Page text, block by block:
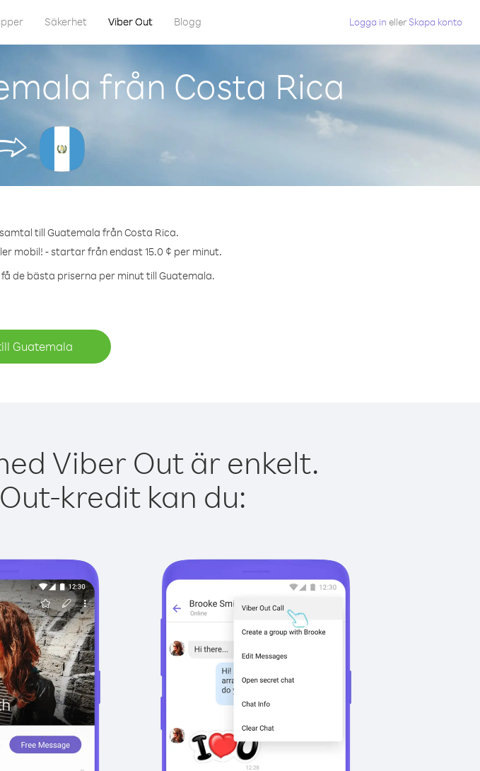
Säkerhet Viber Out Blogg Logga in eller Skapa konto
från Costa Rica
till Guatemala från Costa Rica.
mobil! - startar från endast 15.0 ¢ per minut.
de bästa priserna per minut till Guatemala.
Guatemala
Viber Out är enkelt.
kredit kan du: